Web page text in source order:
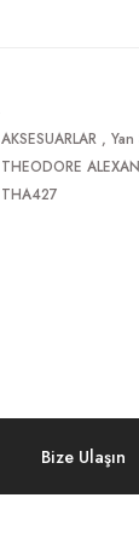
AKSESUARLAR ,
THEODORE
THA427
Bize Ulaşın